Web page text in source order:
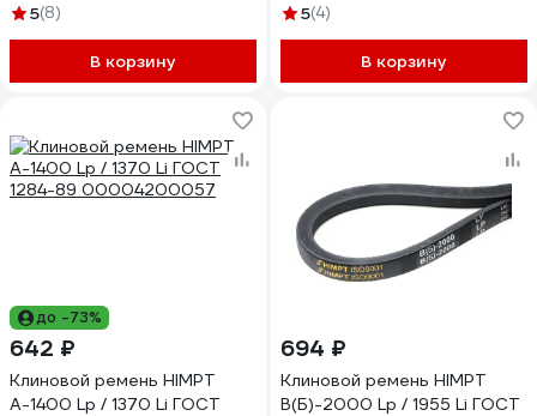
5(8)
В корзину
5(4)
В корзину
до -73%
642 ₽
Клиновой ремень HIMPT
А-1400 Lp / 1370 Li ГОСТ
694 ₽
Клиновой ремень HIMPT
В(Б)-2000 Lp / 1955 Li ГОСТ